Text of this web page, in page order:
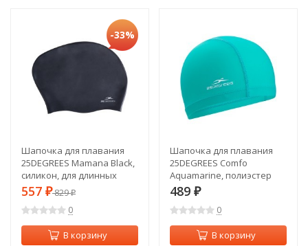
-33%
Шапочка для плавания
25DEGREES Mamana Black,
силикон, для длинных
волос (1433308)
557 ₽829₽
0
В корзину
Шапочка для плавания
25DEGREES Comfo
Aquamarine, полиэстер
(1471972)
489 ₽
0
В корзину